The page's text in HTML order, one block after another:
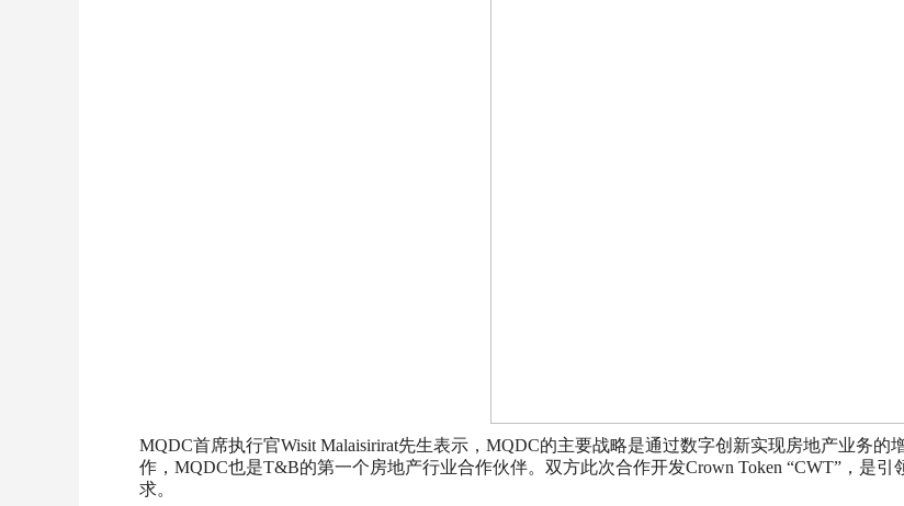
MQDC首席执行官Wisit Malaisirirat先生表示，MQDC的主要战略是通过数字创新实现房地产业务
作，MQDC也是T&B的第一个房地产行业合作伙伴。双方此次合作开发Crown Token “CWT”，是
求。